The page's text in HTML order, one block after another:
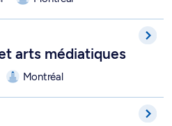
arts médiatiques
Montréal
télévision et arts médiatiques -